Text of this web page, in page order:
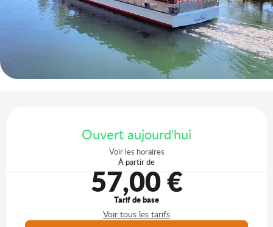
Ouvert aujourd'hui
Voir les horaires
À partir de
57,00 €
Tarif de base
Voir tous les tarifs
Agenda du moment